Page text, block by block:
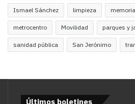
Ismael Sánchez limpieza
metrocentro Movilidad parques y
sanidad pública San Jerónimo
Últimos boletines